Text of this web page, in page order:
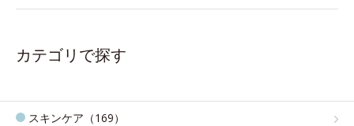
カテゴリで探す
スキンケア（169）